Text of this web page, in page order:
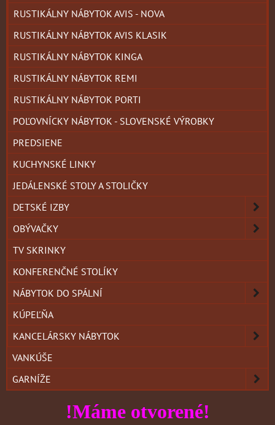
RUSTIKÁLNY NÁBYTOK AVIS - NOVA
RUSTIKÁLNY NÁBYTOK AVIS KLASIK
RUSTIKÁLNY NÁBYTOK KINGA
RUSTIKÁLNY NÁBYTOK REMI
RUSTIKÁLNY NÁBYTOK PORTI
POĽOVNÍCKY NÁBYTOK - SLOVENSKÉ VÝROBKY
PREDSIENE
KUCHYNSKÉ LINKY
JEDÁLENSKÉ STOLY A STOLIČKY
DETSKÉ IZBY
OBÝVAČKY
TV SKRINKY
KONFERENČNÉ STOLÍKY
NÁBYTOK DO SPÁLNÍ
KÚPEĽŇA
KANCELÁRSKY NÁBYTOK
VANKÚŠE
GARNÍŽE
!Máme otvorené!